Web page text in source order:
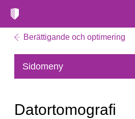
Berättigande och optimering
Sidomeny
Datortomografi